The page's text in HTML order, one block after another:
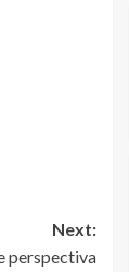
Next:
perspectiva